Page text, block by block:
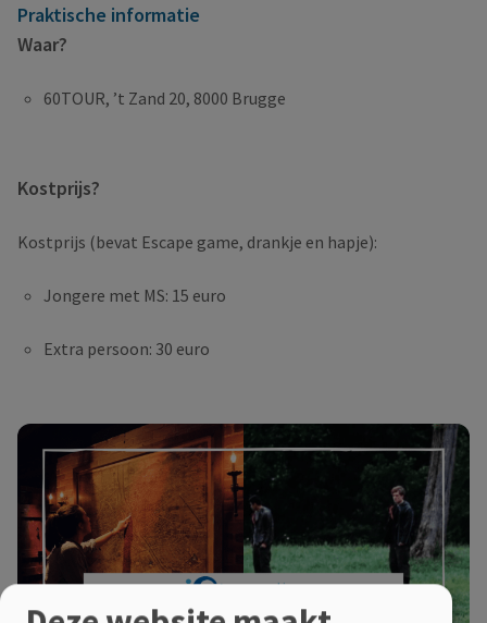
Praktische informatie
Waar?
60TOUR, ’t Zand 20, 8000 Brugge
Kostprijs?
Kostprijs (bevat Escape game, drankje en hapje):
Jongere met MS: 15 euro
Extra persoon: 30 euro